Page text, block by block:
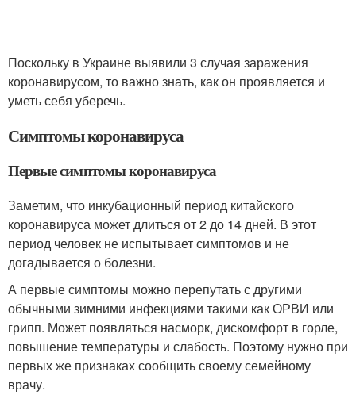
Поскольку в Украине выявили 3 случая заражения
коронавирусом, то важно знать, как он проявляется и
уметь себя уберечь.
Симптомы коронавируса
Первые симптомы коронавируса
Заметим, что инкубационный период китайского
коронавируса может длиться от 2 до 14 дней. В этот
период человек не испытывает симптомов и не
догадывается о болезни.
А первые симптомы можно перепутать с другими
обычными зимними инфекциями такими как ОРВИ или
грипп. Может появляться насморк, дискомфорт в горле,
повышение температуры и слабость. Поэтому нужно при
первых же признаках сообщить своему семейному
врачу.